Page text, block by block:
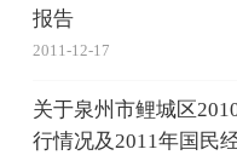
报告
2011-12-17
关于泉州市鲤城区
行情况及2011年国民